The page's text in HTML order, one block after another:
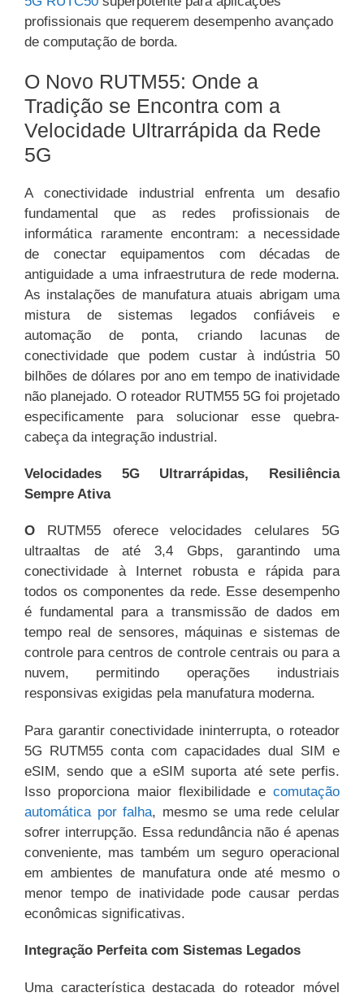
profissionais que requerem desempenho avançado
de computação de borda.
O Novo RUTM55: Onde a
Tradição se Encontra com a
Velocidade Ultrarrápida da Rede
5G
A conectividade industrial enfrenta um desafio
fundamental que as redes profissionais de
informática raramente encontram: a necessidade
de conectar equipamentos com décadas de
antiguidade a uma infraestrutura de rede moderna.
As instalações de manufatura atuais abrigam uma
mistura de sistemas legados confiáveis e
automação de ponta, criando lacunas de
conectividade que podem custar à indústria 50
bilhões de dólares por ano em tempo de inatividade
não planejado. O roteador RUTM55 5G foi projetado
especificamente para solucionar esse quebra-
cabeça da integração industrial.
Velocidades 5G Ultrarrápidas, Resiliência
Sempre Ativa
O
RUTM55 oferece velocidades celulares 5G
ultraaltas de até 3,4 Gbps, garantindo uma
conectividade à Internet robusta e rápida para
todos os componentes da rede. Esse desempenho
é fundamental para a transmissão de dados em
tempo real de sensores, máquinas e sistemas de
controle para centros de controle centrais ou para a
nuvem, permitindo operações industriais
responsivas exigidas pela manufatura moderna.
Para garantir conectividade ininterrupta, o roteador
5G RUTM55 conta com capacidades dual SIM e
eSIM, sendo que a eSIM suporta até sete perfis.
Isso proporciona maior flexibilidade e comutação
automática por falha, mesmo se uma rede celular
sofrer interrupção. Essa redundância não é apenas
conveniente, mas também um seguro operacional
em ambientes de manufatura onde até mesmo o
menor tempo de inatividade pode causar perdas
econômicas significativas.
Integração Perfeita com Sistemas Legados
Uma característica destacada do roteador móvel